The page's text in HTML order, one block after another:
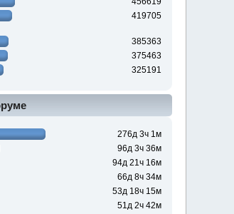
419705
385363
375463
325191
276д 3ч 1м
96д 3ч 36м
94д 21ч 16м
66д 8ч 34м
53д 18ч 15м
51д 2ч 42м